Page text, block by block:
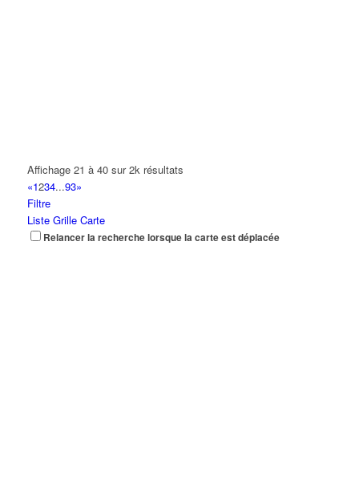
Affichage 21 à 40 sur 2k résultats
«1234...93»
Filtre
Liste Grille Carte
Relancer la recherche lorsque la carte est déplacée